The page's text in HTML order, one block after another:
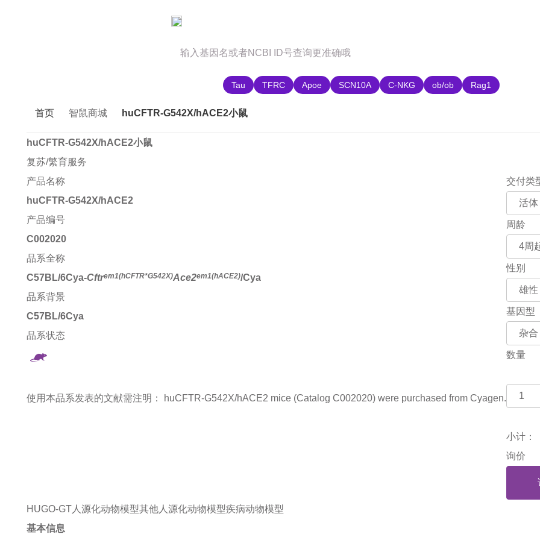
Tau TFRC Apoe SCN10A C-NKG ob/ob Rag1
首页 智鼠商城 huCFTR-G542X/hACE2小鼠
huCFTR-G542X/hACE2小鼠
复苏/繁育服务
产品名称
huCFTR-G542X/hACE2
产品编号
C002020
品系全称
C57BL/6Cya-Cftrem1(hCFTR*G542X)Ace2em1(hACE2)/Cya
品系背景
C57BL/6Cya
品系状态
使用本品系发表的文献需注明： huCFTR-G542X/hACE2 mice (Catalog C002020) were purchased from Cyagen.
交付类
周龄
性别
基因型
数量
小计：
询价
HUGO-GT人源化动物模型其他人源化动物模型疾病动物模型
基本信息